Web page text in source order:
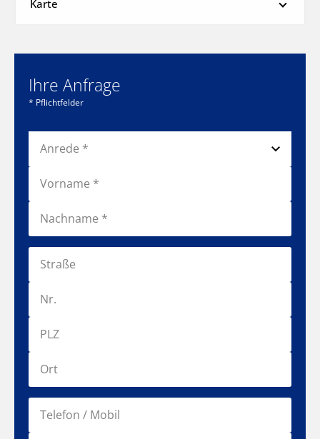
Karte
Ihre Anfrage
* Pflichtfelder